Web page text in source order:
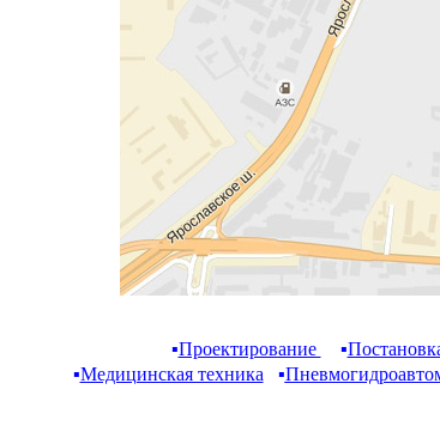
▪Проектирование ▪
▪Медицинская техника ▪